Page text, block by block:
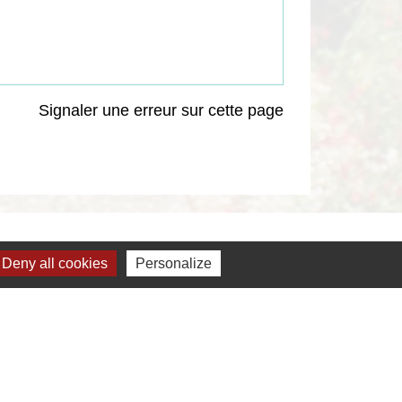
Signaler une erreur sur cette page
Deny all cookies Personalize